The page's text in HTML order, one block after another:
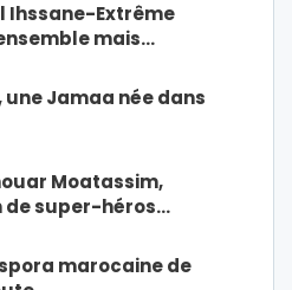
Ihssane-Extrême
mais…
une Jamaa née dans
Moatassim,
super-héros…
marocaine de